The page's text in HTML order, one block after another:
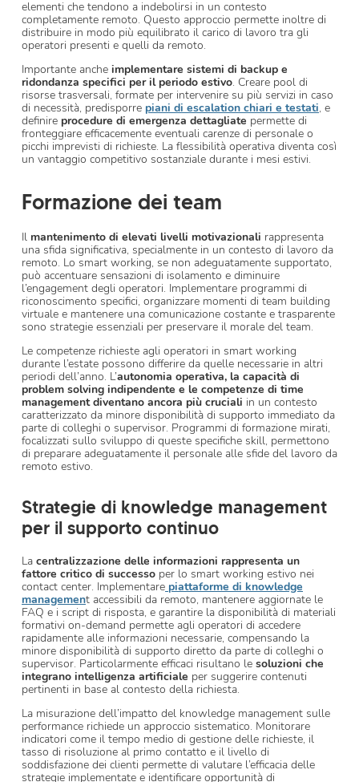
elementi che tendono a indebolirsi in un contesto
completamente remoto. Questo approccio permette inoltre di
distribuire in modo più equilibrato il carico di lavoro tra gli
operatori presenti e quelli da remoto.
Importante anche implementare sistemi di backup e
ridondanza specifici per il periodo estivo. Creare pool di
risorse trasversali, formate per intervenire su più servizi in caso
di necessità, predisporre piani di escalation chiari e testati, e
definire procedure di emergenza dettagliate permette di
fronteggiare efficacemente eventuali carenze di personale o
picchi imprevisti di richieste. La flessibilità operativa diventa così
un vantaggio competitivo sostanziale durante i mesi estivi.
Formazione dei team
Il mantenimento di elevati livelli motivazionali rappresenta
una sfida significativa, specialmente in un contesto di lavoro da
remoto. Lo smart working, se non adeguatamente supportato,
può accentuare sensazioni di isolamento e diminuire
l’engagement degli operatori. Implementare programmi di
riconoscimento specifici, organizzare momenti di team building
virtuale e mantenere una comunicazione costante e trasparente
sono strategie essenziali per preservare il morale del team.
Le competenze richieste agli operatori in smart working
durante l’estate possono differire da quelle necessarie in altri
periodi dell’anno. L’autonomia operativa, la capacità di
problem solving indipendente e le competenze di time
management diventano ancora più cruciali in un contesto
caratterizzato da minore disponibilità di supporto immediato da
parte di colleghi o supervisor. Programmi di formazione mirati,
focalizzati sullo sviluppo di queste specifiche skill, permettono
di preparare adeguatamente il personale alle sfide del lavoro da
remoto estivo.
Strategie di knowledge management
per il supporto continuo
La centralizzazione delle informazioni rappresenta un
fattore critico di successo per lo smart working estivo nei
contact center. Implementare piattaforme di knowledge
management accessibili da remoto, mantenere aggiornate le
FAQ e i script di risposta, e garantire la disponibilità di materiali
formativi on-demand permette agli operatori di accedere
rapidamente alle informazioni necessarie, compensando la
minore disponibilità di supporto diretto da parte di colleghi o
supervisor. Particolarmente efficaci risultano le soluzioni che
integrano intelligenza artificiale per suggerire contenuti
pertinenti in base al contesto della richiesta.
La misurazione dell’impatto del knowledge management sulle
performance richiede un approccio sistematico. Monitorare
indicatori come il tempo medio di gestione delle richieste, il
tasso di risoluzione al primo contatto e il livello di
soddisfazione dei clienti permette di valutare l’efficacia delle
strategie implementate e identificare opportunità di